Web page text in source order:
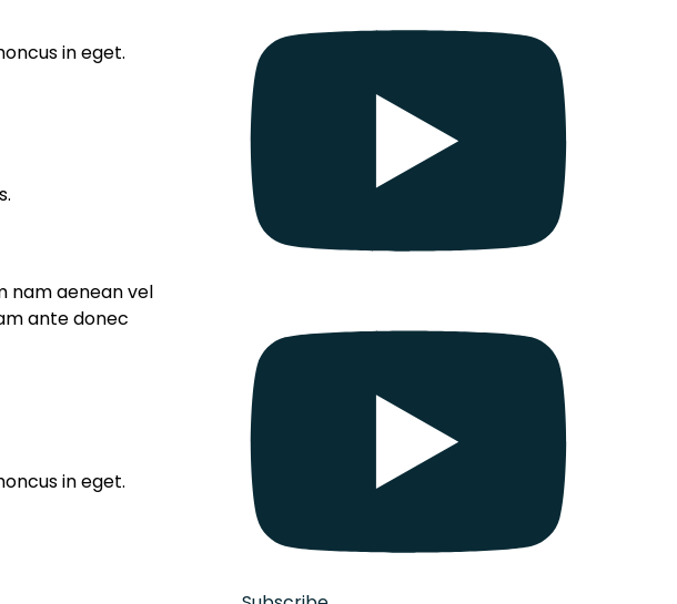
in eget.
nam aenean vel
ante donec
in eget.